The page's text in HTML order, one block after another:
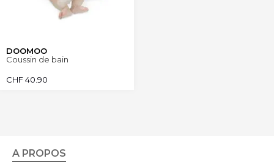
DOOMOO
Coussin de bain
CHF40.90
A PROPOS